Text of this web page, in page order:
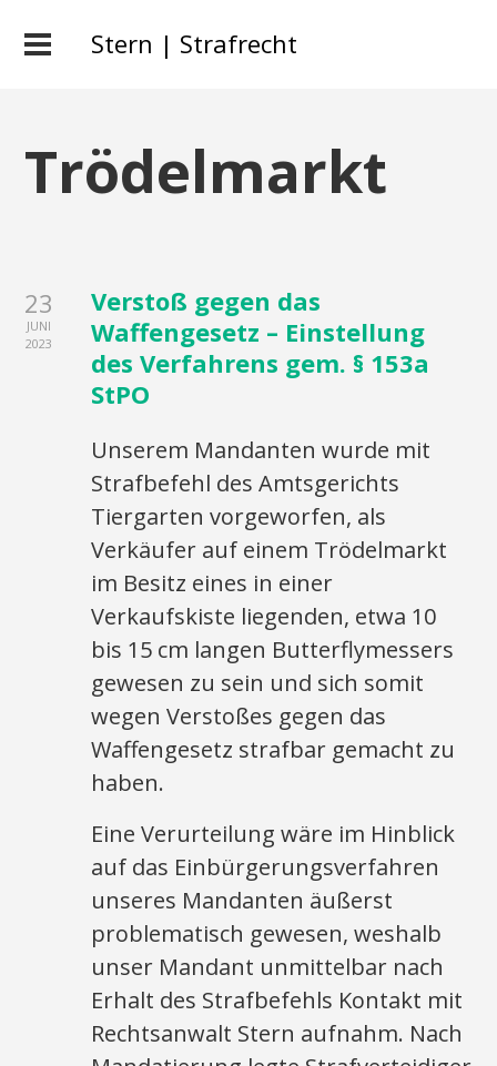
Stern | Strafrecht
Trödelmarkt
23
JUNI
2023
Verstoß gegen das
Waffengesetz – Einstellung
des Verfahrens gem. § 153a
StPO
Unserem Mandanten wurde mit
Strafbefehl des Amtsgerichts
Tiergarten vorgeworfen, als
Verkäufer auf einem Trödelmarkt
im Besitz eines in einer
Verkaufskiste liegenden, etwa 10
bis 15 cm langen Butterflymessers
gewesen zu sein und sich somit
wegen Verstoßes gegen das
Waffengesetz strafbar gemacht zu
haben.
Eine Verurteilung wäre im Hinblick
auf das Einbürgerungsverfahren
unseres Mandanten äußerst
problematisch gewesen, weshalb
unser Mandant unmittelbar nach
Erhalt des Strafbefehls Kontakt mit
Rechtsanwalt Stern aufnahm. Nach